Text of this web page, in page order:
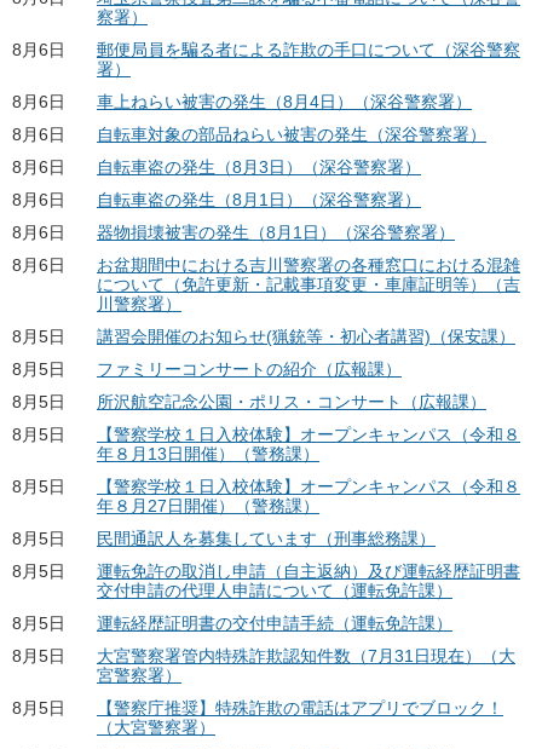
察署）
8月6日
郵便局員を騙る者による詐欺の手口について（深谷警察
署）
8月6日
車上ねらい被害の発生（8月4日）（深谷警察署）
8月6日
自転車対象の部品ねらい被害の発生（深谷警察署）
8月6日
自転車盗の発生（8月3日）（深谷警察署）
8月6日
自転車盗の発生（8月1日）（深谷警察署）
8月6日
器物損壊被害の発生（8月1日）（深谷警察署）
8月6日
お盆期間中における吉川警察署の各種窓口における混雑
について（免許更新・記載事項変更・車庫証明等）（吉
川警察署）
8月5日
講習会開催のお知らせ(猟銃等・初心者講習)（保安課）
8月5日
ファミリーコンサートの紹介（広報課）
8月5日
所沢航空記念公園・ポリス・コンサート（広報課）
8月5日
【警察学校１日入校体験】オープンキャンパス（令和８
年８月13日開催）（警務課）
8月5日
【警察学校１日入校体験】オープンキャンパス（令和８
年８月27日開催）（警務課）
8月5日
民間通訳人を募集しています（刑事総務課）
8月5日
運転免許の取消し申請（自主返納）及び運転経歴証明書
交付申請の代理人申請について（運転免許課）
8月5日
運転経歴証明書の交付申請手続（運転免許課）
8月5日
大宮警察署管内特殊詐欺認知件数（7月31日現在）（大
宮警察署）
8月5日
【警察庁推奨】特殊詐欺の電話はアプリでブロック！
（大宮警察署）